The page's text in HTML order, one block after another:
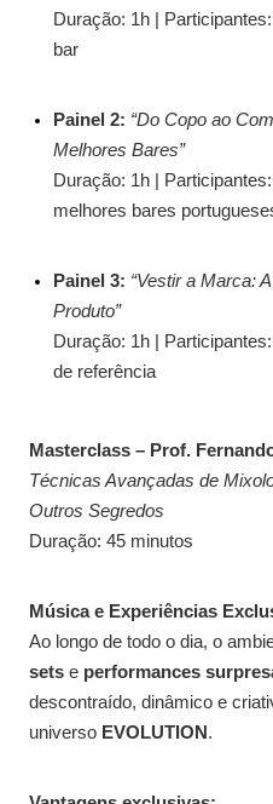
Duração: 1h |
bar
Painel 2: “Do Copo ao
Melhores Bares”
Duração: 1h |
melhores bares
Painel 3: “Vestir a Marca:
Produto”
Duração: 1h |
de referência
Masterclass – Prof.
Técnicas Avançadas de
Outros Segredos
Duração: 45 minutos
Música e Experiências
Ao longo de todo o dia, o
sets e performances
descontraído, dinâmico e
universo EVOLUTION.